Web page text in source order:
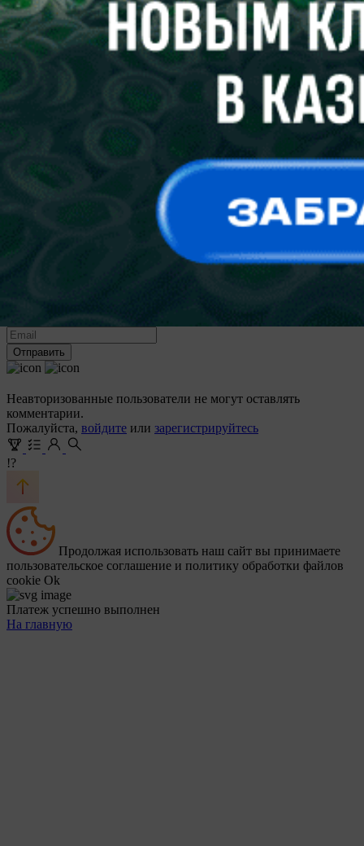
Войти
Регистрация
Регистрация
Использовать форму для регистрации Использовать форму
Я принимаю условия пользовательского соглашения
согласен на обработку персональных данных согласно
политике конфиденциальности
Вам будет отправлена ссылка для восстановления доступа
Отправить
Неавторизованные пользователи не могут оставлять
комментарии.
Пожалуйста, войдите или зарегистрируйтесь
!?
Продолжая использовать наш сайт вы принимаете
пользовательское соглашение и политику обработки файлов
cookie Ok
Платеж успешно выполнен
На главную